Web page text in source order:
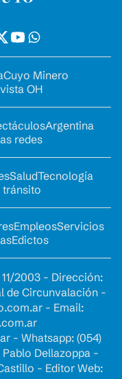
Cuyo Minero
OH
Argentina
redes
SaludTecnología
tránsito
EmpleosServicios
Edictos
2003 - Dirección:
de Circunvalación -
- Email:
- Whatsapp: (054)
Dellazoppa -
- Editor Web: